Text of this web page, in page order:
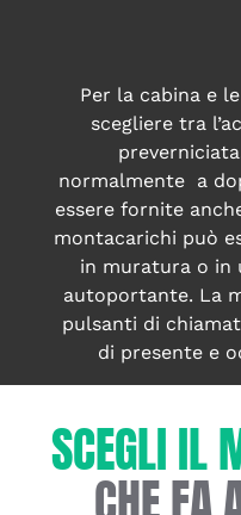
Per la cabina e
scegliere tra
normalmente a
essere fornite
montacarichi può
in muratura o in
autoportante. La
pulsanti di
di presente e
SCEGLI IL